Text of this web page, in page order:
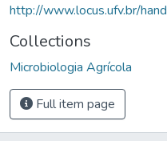
http://www.locus.ufv.br/
Collections
Microbiologia Agrícola
Full item page